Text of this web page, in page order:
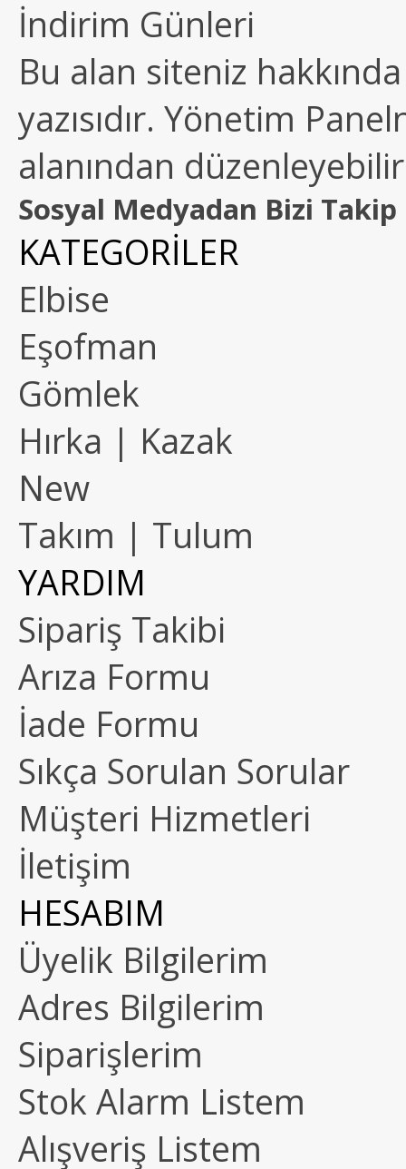
İndirim Günleri
Bu alan siteniz
yazısıdır. Yönetim
alanından
Sosyal Medyadan Bizi Takip
KATEGORİLER
Elbise
Eşofman
Gömlek
Hırka | Kazak
New
Takım | Tulum
YARDIM
Sipariş Takibi
Arıza Formu
İade Formu
Sıkça Sorulan Sorular
Müşteri Hizmetleri
İletişim
HESABIM
Üyelik Bilgilerim
Adres Bilgilerim
Siparişlerim
Stok Alarm Listem
Alışveriş Listem